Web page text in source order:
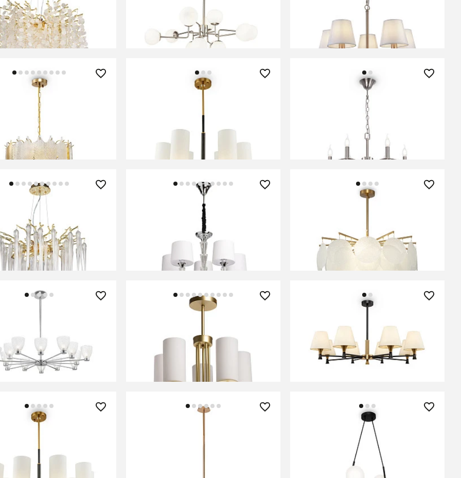
В КОРЗИНУ В КОРЗИНУ В КОРЗИНУ
Freya FR5143PL-07G
В КОРЗИНУ
Люстра Freya FR1006PL-06N
В КОРЗИНУ
подвесная De City Лайма
В КОРЗИНУ
Люстра подвесная MW-Light
Palermo 386018305
В КОРЗИНУ В КОРЗИНУ
В КОРЗИНУ
Каталина 361012005
В КОРЗИНУ
Люстра Freya FR5098PL-08BBS
В КОРЗИНУ
Люстра Freya FR4005PL-06B2
В КОРЗИНУ